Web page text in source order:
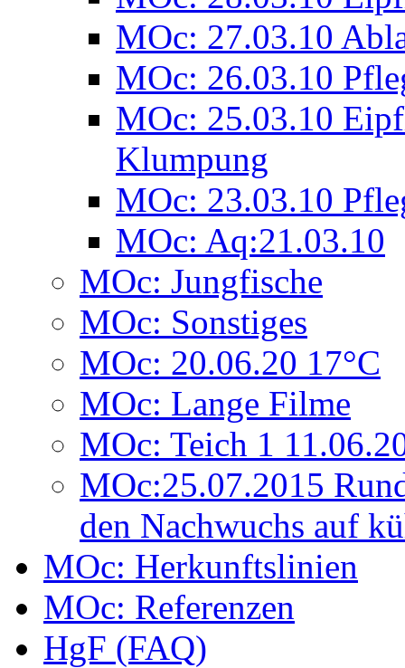
MOc: 27.03.10
MOc: 26.03.10
MOc: 25.03.10
Klumpung
MOc: 23.03.10
MOc: Aq:21.03.10
MOc: Jungfische
MOc: Sonstiges
MOc: 20.06.20 17°C
MOc: Lange Filme
MOc: Teich 1
MOc:25.07.2015
den Nachwuchs auf
MOc: Herkunftslinien
MOc: Referenzen
HgF (FAQ)